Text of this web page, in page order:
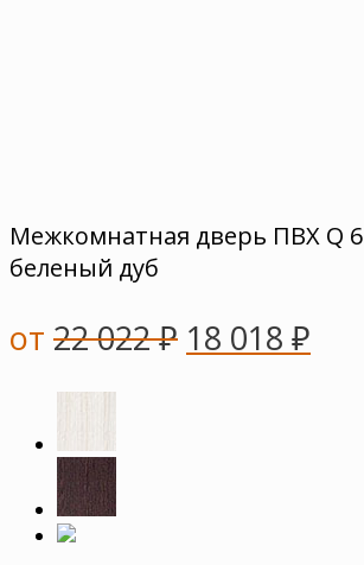
Межкомнатная дверь ПВХ Q 6
беленый дуб
от 22 022₽ 18 018 ₽